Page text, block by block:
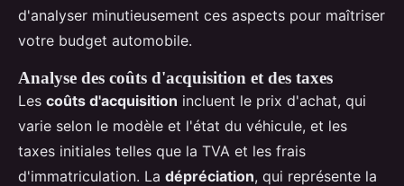
d'analyser minutieusement ces aspects pour maîtriser
votre budget automobile.
Analyse des coûts d'acquisition et des taxes
Les coûts d'acquisition incluent le prix d'achat, qui
varie selon le modèle et l'état du véhicule, et les
taxes initiales telles que la TVA et les frais
d'immatriculation. La dépréciation, qui représente la